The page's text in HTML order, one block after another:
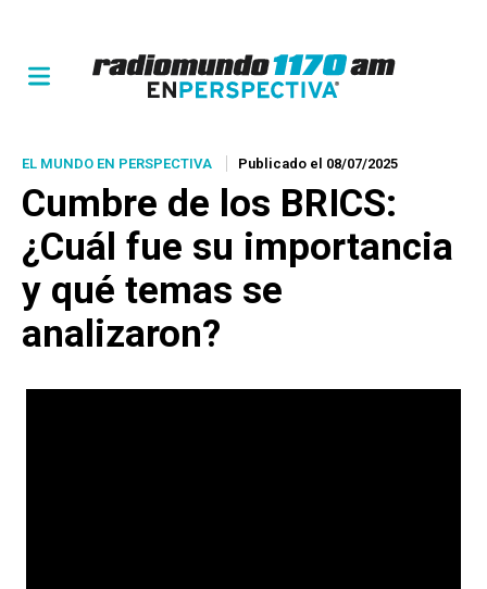
EL MUNDO EN PERSPECTIVA Publicado el 08/07/2025
Cumbre de los BRICS:
¿Cuál fue su importancia
y qué temas se
analizaron?